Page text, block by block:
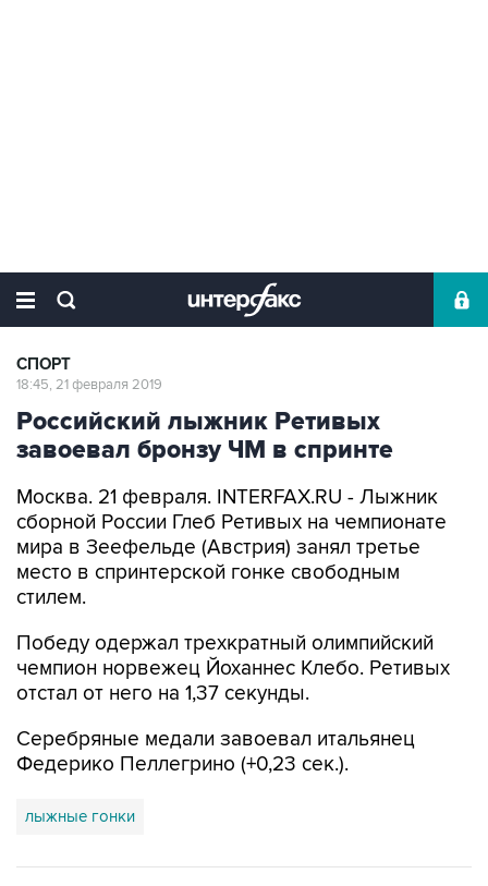
СПОРТ
18:45, 21 февраля 2019
Российский лыжник Ретивых
завоевал бронзу ЧМ в спринте
Москва. 21 февраля. INTERFAX.RU - Лыжник
сборной России Глеб Ретивых на чемпионате
мира в Зеефельде (Австрия) занял третье
место в спринтерской гонке свободным
стилем.
Победу одержал трехкратный олимпийский
чемпион норвежец Йоханнес Клебо. Ретивых
отстал от него на 1,37 секунды.
Серебряные медали завоевал итальянец
Федерико Пеллегрино (+0,23 сек.).
лыжные гонки